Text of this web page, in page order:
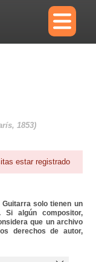
×
1853)
estar registrado
solo tienen un
algún compositor,
que un archivo
derechos de autor,